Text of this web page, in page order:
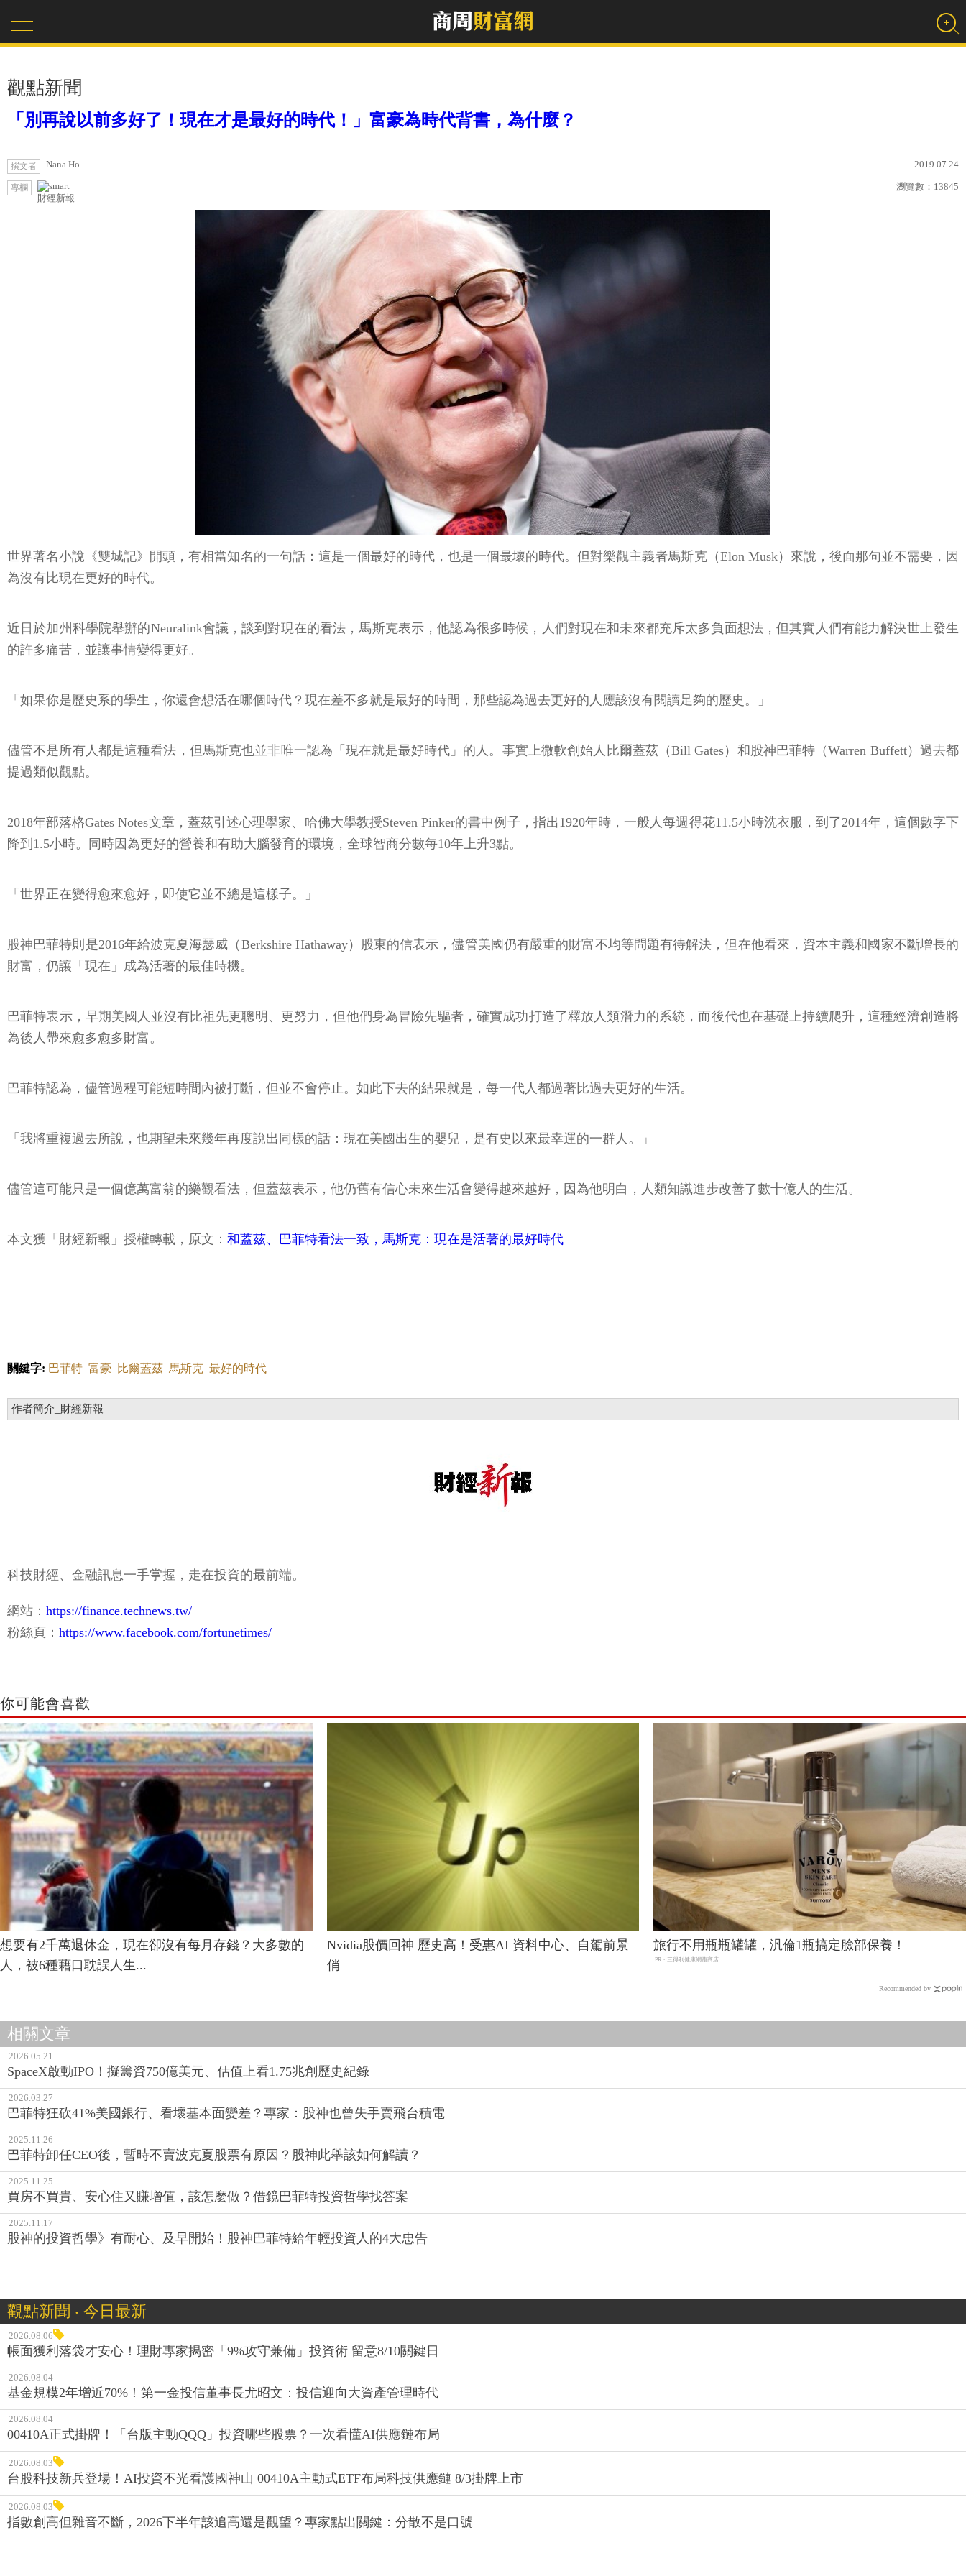
觀點新聞
「別再說以前多好了！現在才是最好的時代！」富豪為時代背書，為什麼？
撰文者 Nana Ho 2019.07.24
專欄
財經新報
瀏覽數： 13845
世界著名小說《雙城記》開頭，有相當知名的一句話：這是一個最好的時代，也是一個最壞的時代。但對樂觀主義者馬斯克（Elon Musk）來說，後面那句並不需要，因
為沒有比現在更好的時代。
近日於加州科學院舉辦的Neuralink會議，談到對現在的看法，馬斯克表示，他認為很多時候，人們對現在和未來都充斥太多負面想法，但其實人們有能力解決世上發生
的許多痛苦，並讓事情變得更好。
「如果你是歷史系的學生，你還會想活在哪個時代？現在差不多就是最好的時間，那些認為過去更好的人應該沒有閱讀足夠的歷史。」
儘管不是所有人都是這種看法，但馬斯克也並非唯一認為「現在就是最好時代」的人。事實上微軟創始人比爾蓋茲（Bill Gates）和股神巴菲特（Warren Buffett）過去都
提過類似觀點。
2018年部落格Gates Notes文章，蓋茲引述心理學家、哈佛大學教授Steven Pinker的書中例子，指出1920年時，一般人每週得花11.5小時洗衣服，到了2014年，這個數字下
降到1.5小時。同時因為更好的營養和有助大腦發育的環境，全球智商分數每10年上升3點。
「世界正在變得愈來愈好，即使它並不總是這樣子。」
股神巴菲特則是2016年給波克夏海瑟威（Berkshire Hathaway）股東的信表示，儘管美國仍有嚴重的財富不均等問題有待解決，但在他看來，資本主義和國家不斷增長的
財富，仍讓「現在」成為活著的最佳時機。
巴菲特表示，早期美國人並沒有比祖先更聰明、更努力，但他們身為冒險先驅者，確實成功打造了釋放人類潛力的系統，而後代也在基礎上持續爬升，這種經濟創造將
為後人帶來愈多愈多財富。
巴菲特認為，儘管過程可能短時間內被打斷，但並不會停止。如此下去的結果就是，每一代人都過著比過去更好的生活。
「我將重複過去所說，也期望未來幾年再度說出同樣的話：現在美國出生的嬰兒，是有史以來最幸運的一群人。」
儘管這可能只是一個億萬富翁的樂觀看法，但蓋茲表示，他仍舊有信心未來生活會變得越來越好，因為他明白，人類知識進步改善了數十億人的生活。
本文獲「財經新報」授權轉載，原文： 和蓋茲、巴菲特看法一致，馬斯克：現在是活著的最好時代
關鍵字: 巴菲特 富豪 比爾蓋茲 馬斯克 最好的時代
作者簡介_財經新報
科技財經、金融訊息一手掌握，走在投資的最前端。
網站： https://finance.technews.tw/
粉絲頁： https://www.facebook.com/fortunetimes/
你可能會喜歡
想要有2千萬退休金，現在卻沒有每月存錢？大多數的
人，被6種藉口耽誤人生...
Nvidia股價回神 歷史高！受惠AI 資料中心、自駕前景
俏
旅行不用瓶瓶罐罐，汎倫1瓶搞定臉部保養！
PR・三得利健康網路商店
Recommended by
相關文章
2026.05.21
SpaceX啟動IPO！擬籌資750億美元、估值上看1.75兆創歷史紀錄
2026.03.27
巴菲特狂砍41%美國銀行、看壞基本面變差？專家：股神也曾失手賣飛台積電
2025.11.26
巴菲特卸任CEO後，暫時不賣波克夏股票有原因？股神此舉該如何解讀？
2025.11.25
買房不買貴、安心住又賺增值，該怎麼做？借鏡巴菲特投資哲學找答案
2025.11.17
股神的投資哲學》有耐心、及早開始！股神巴菲特給年輕投資人的4大忠告
觀點新聞 ‧ 今日最新
2026.08.06
帳面獲利落袋才安心！理財專家揭密「9%攻守兼備」投資術 留意8/10關鍵日
2026.08.04
基金規模2年增近70%！第一金投信董事長尤昭文：投信迎向大資產管理時代
2026.08.04
00410A正式掛牌！「台版主動QQQ」投資哪些股票？一次看懂AI供應鏈布局
2026.08.03
台股科技新兵登場！AI投資不光看護國神山 00410A主動式ETF布局科技供應鏈 8/3掛牌上市
2026.08.03
指數創高但雜音不斷，2026下半年該追高還是觀望？專家點出關鍵：分散不是口號